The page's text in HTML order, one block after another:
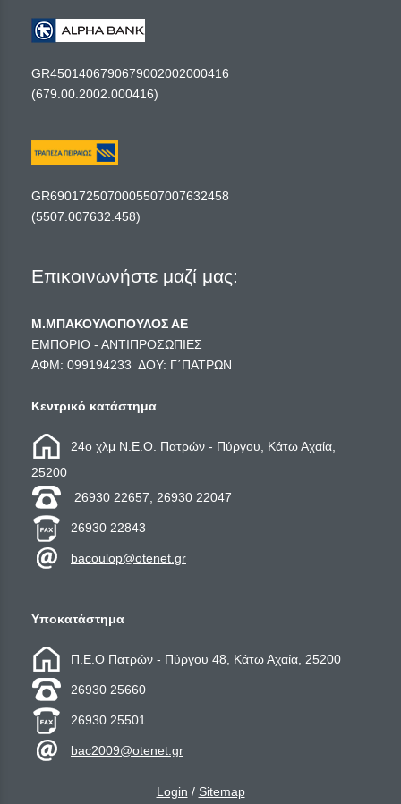
GR4501406790679002002000416
(679.00.2002.000416)
GR6901725070005507007632458
(5507.007632.458)
Επικοινωνήστε μαζί μας:
Μ.ΜΠΑΚΟΥΛΟΠΟΥΛΟΣ ΑΕ
ΕΜΠΟΡΙΟ - ΑΝΤΙΠΡΟΣΩΠΙΕΣ
ΑΦΜ: 099194233 ΔΟΥ: Γ΄ΠΑΤΡΩΝ
Κεντρικό κατάστημα
24ο χλμ Ν.Ε.Ο. Πατρών - Πύργου, Κάτω Αχαία,
25200
26930 22657, 26930 22047
26930 22843
bacoulop@otenet.gr
Υποκατάστημα
Π.Ε.Ο Πατρών - Πύργου 48, Κάτω Αχαία, 25200
26930 25660
26930 25501
bac2009@otenet.gr
Login / Sitemap